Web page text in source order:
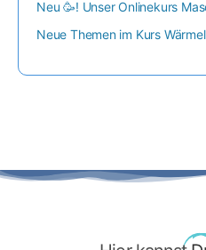
Neu 🥳! Unser Onlinekurs
Neue Themen im Kurs